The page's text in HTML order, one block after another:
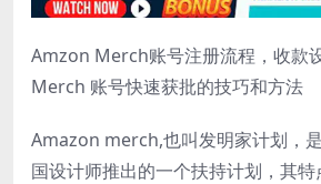
Amzon Merch账号注册流程，收款
Merch 账号快速获批的技巧和方法
Amazon merch,也叫发明家计划，
国设计师推出的一个扶持计划，其